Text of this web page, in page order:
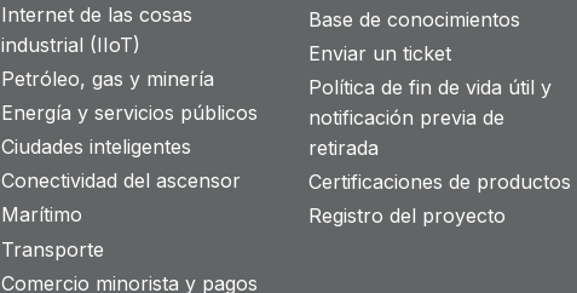
Internet de las cosas
industrial (IIoT)
Petróleo, gas y minería
Energía y servicios públicos
Ciudades inteligentes
Conectividad del ascensor
Marítimo
Transporte
Comercio minorista y pagos
Base de conocimientos
Enviar un ticket
Política de fin de vida útil y
notificación previa de
retirada
Certificaciones de productos
Registro del proyecto